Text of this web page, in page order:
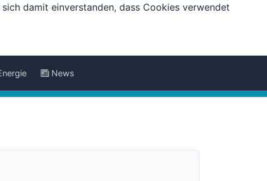
damit einverstanden, dass Cookies verwendet
News